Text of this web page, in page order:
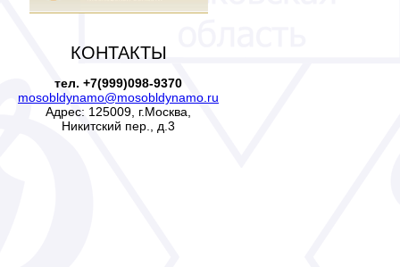
КОНТАКТЫ
тел. +7(999)098-9370
mosobldynamo@mosobldynamo.ru
Адрес: 125009, г.Москва,
Никитский пер., д.3